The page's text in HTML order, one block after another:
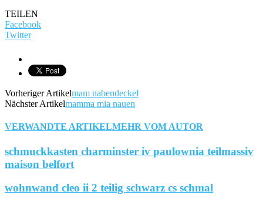
TEILEN
Facebook
Twitter
Vorheriger Artikelmam nabendeckel
Nächster Artikelmamma mia nauen
VERWANDTE ARTIKELMEHR VOM AUTOR
schmuckkasten charminster iv paulownia teilmassiv
maison belfort
wohnwand cleo ii 2 teilig schwarz cs schmal